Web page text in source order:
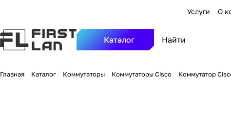
Услуги О
Каталог
Главная Каталог Коммутаторы Коммутаторы Cisco Коммутатор